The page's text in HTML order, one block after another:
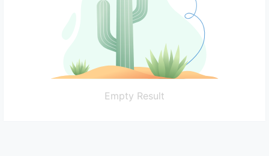
Empty Result